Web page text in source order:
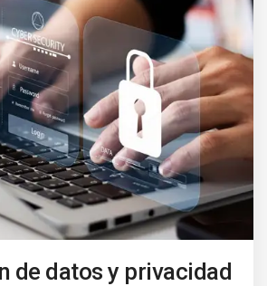
de datos y privacidad